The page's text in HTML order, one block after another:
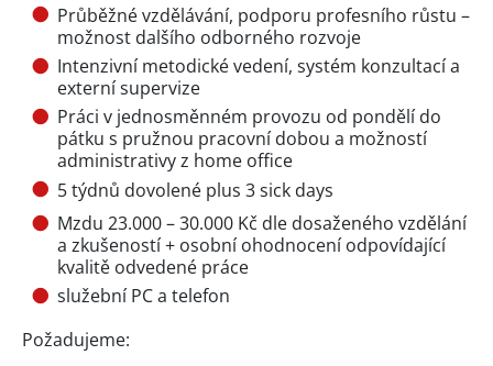
Průběžné vzdělávání, podporu profesního růstu –
možnost dalšího odborného rozvoje
Intenzivní metodické vedení, systém konzultací a
externí supervize
Práci v jednosměnném provozu od pondělí do
pátku s pružnou pracovní dobou a možností
administrativy z home office
5 týdnů dovolené plus 3 sick days
Mzdu 23.000 – 30.000 Kč dle dosaženého vzdělání
a zkušeností + osobní ohodnocení odpovídající
kvalitě odvedené práce
služební PC a telefon
Požadujeme: